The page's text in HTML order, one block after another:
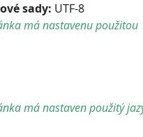
sady: UTF-8
má nastavenu použitou
má nastaven použitý